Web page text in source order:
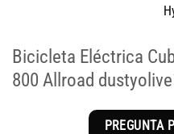
Bicicleta Eléctrica
800 Allroad
PREGUNTA